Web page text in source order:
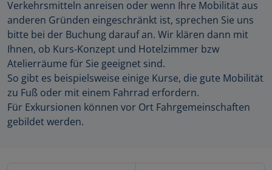
Verkehrsmitteln anreisen oder wenn Ihre Mobilität aus
anderen Gründen eingeschränkt ist, sprechen Sie uns
bitte bei der Buchung darauf an. Wir klären dann mit
Ihnen, ob Kurs-Konzept und Hotelzimmer bzw
Atelierräume für Sie geeignet sind.
So gibt es beispielsweise einige Kurse, die gute Mobilität
zu Fuß oder mit einem Fahrrad erfordern.
Für Exkursionen können vor Ort Fahrgemeinschaften
gebildet werden.